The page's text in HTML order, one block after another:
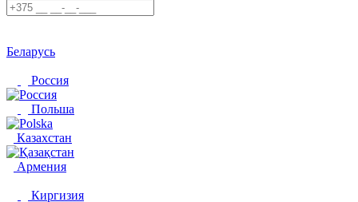
Беларусь
Россия
Польша
Казахстан
Армения
Киргизия